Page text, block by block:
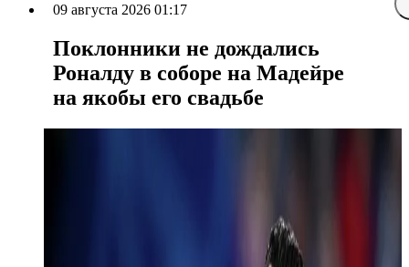
09 августа 2026 01:17
Поклонники не дождались
Роналду в соборе на Мадейре
на якобы его свадьбе